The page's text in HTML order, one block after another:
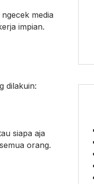
media
impian.
dilakuin:
siapa aja
orang.